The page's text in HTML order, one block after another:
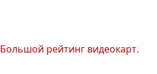
Большой рейтинг видеокарт.